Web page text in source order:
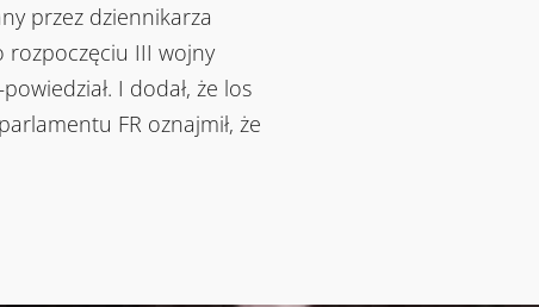
przez dziennikarza
rozpoczęciu III wojny
I dodał, że los
FR oznajmił, że